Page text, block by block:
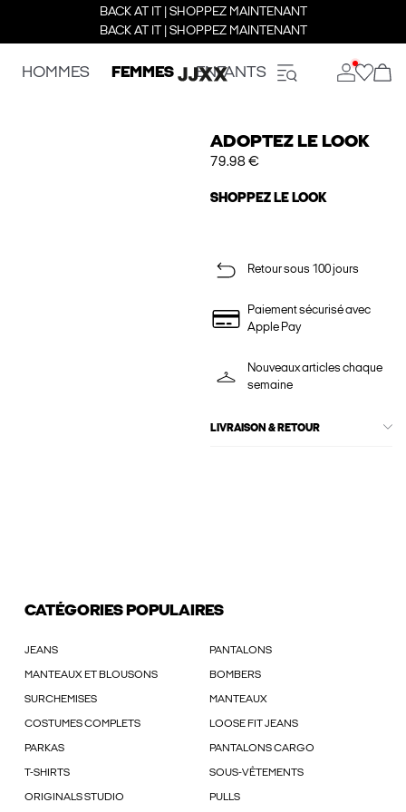
BACK AT IT | SHOPPEZ MAINTENANT
BACK AT IT | SHOPPEZ MAINTENANT
HOMMES FEMMES ENFANTS
ADOPTEZ LE LOOK
79.98 €
SHOPPEZ LE LOOK
Retour sous 100 jours
Paiement sécurisé avec
Apple Pay
Nouveaux articles chaque
semaine
LIVRAISON & RETOUR
CATÉGORIES POPULAIRES
JEANS PANTALONS
MANTEAUX ET BLOUSONS BOMBERS
SURCHEMISES MANTEAUX
COSTUMES COMPLETS LOOSE FIT JEANS
PARKAS PANTALONS CARGO
T-SHIRTS SOUS-VÊTEMENTS
ORIGINALS STUDIO PULLS